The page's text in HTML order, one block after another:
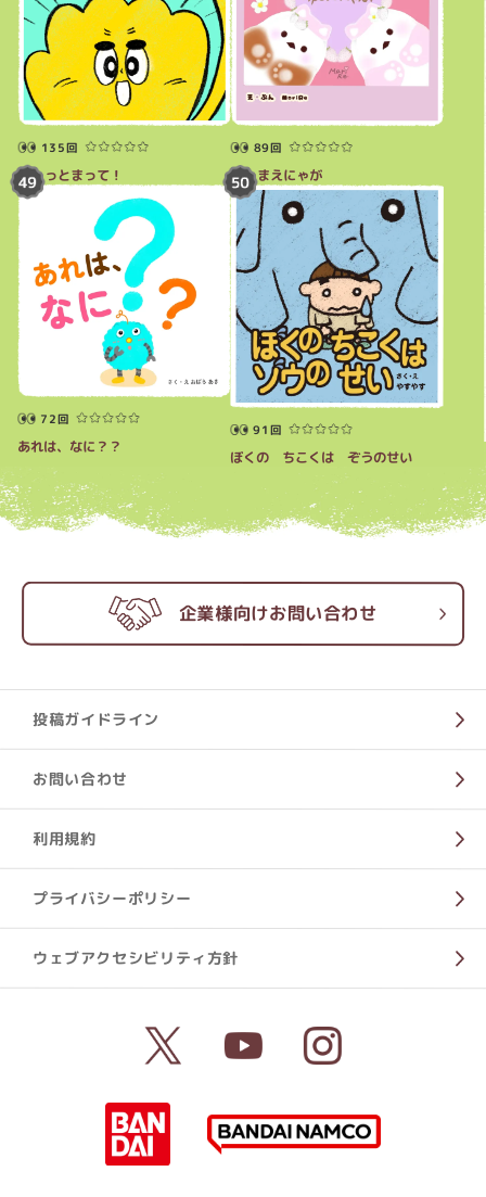
135回
ちょっとまって！
89回
しゅまえにゃが
72回
あれは、なに？？
91回
ぼくの ちこくは ぞうのせい
企業様向けお問い合わせ
投稿ガイドライン
お問い合わせ
利用規約
プライバシーポリシー
ウェブアクセシビリティ方針